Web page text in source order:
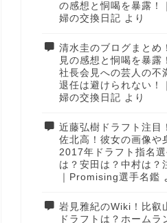
の感想と恫喝を暴露！
婦の交換日記 より
清水圭のブログまとめ
見の感想と恫喝を暴露！
社長会見への芸人の不
退任は避けられない！
婦の交換日記 より
近藤弘樹ドラフト注目
佐北高！彼女の画像や
2017年ドラフト指名
は？安田は？中村は？
｜Promising選手名鑑
岩見雅紀のWiki！比叡
ドラフトは？ホームラ